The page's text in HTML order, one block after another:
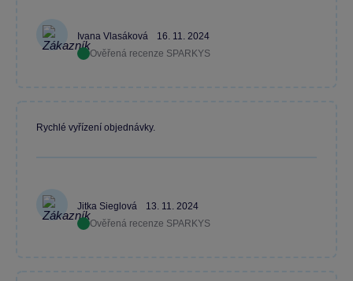
Ivana Vlasáková
16. 11. 2024
Ověřená recenze SPARKYS
Jitka Sieglová
13. 11. 2024
Ověřená recenze SPARKYS
Rychlé vyřízení objednávky.